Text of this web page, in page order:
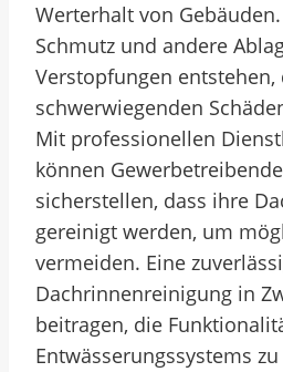
Werterhalt von
Schmutz und andere
Verstopfungen entstehen,
schwerwiegenden
Mit professionellen
können
sicherstellen, dass ihre
gereinigt werden, um
vermeiden. Eine
Dachrinnenreinigung in
beitragen, die
Entwässerungssystems